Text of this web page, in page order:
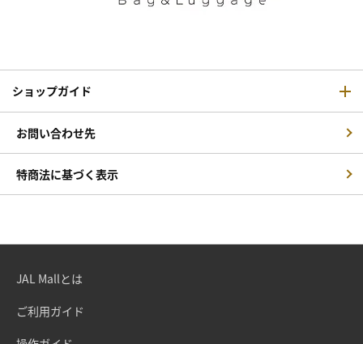
ショップガイド
お問い合わせ先
特商法に基づく表示
JAL Mallとは
ご利用ガイド